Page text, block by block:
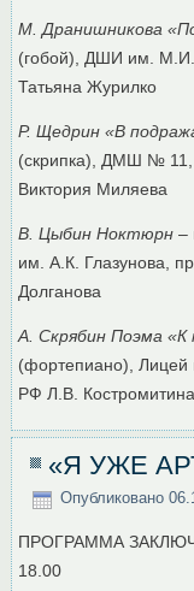
М. Дранишникова
(гобой), ДШИ им. М.И.
Татьяна Журилко
Р. Щедрин «В
(скрипка), ДМШ № 11,
Виктория Миляева
В. Цыбин Ноктюрн –
им. А.К. Глазунова,
Долганова
А. Скрябин Поэма
(фортепиано), Лицей
РФ Л.В. Костромитина
«Я УЖЕ
Опубликовано
ПРОГРАММА
18.00